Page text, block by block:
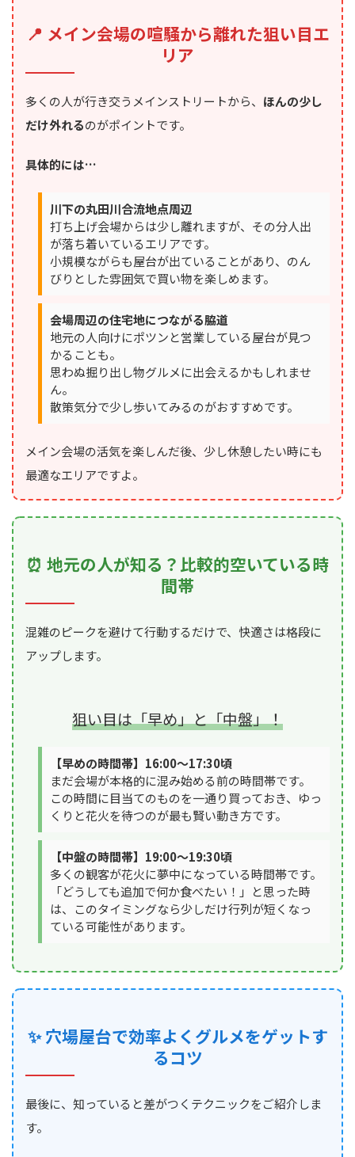
📍 メイン会場の喧騒から離れた狙い目エ
リア
多くの人が行き交うメインストリートから、 ほんの少し
だけ外れるのがポイントです。
具体的には…
川下の丸田川合流地点周辺
打ち上げ会場からは少し離れますが、その分人出
が落ち着いているエリアです。
小規模ながらも屋台が出ていることがあり、のん
びりとした雰囲気で買い物を楽しめます。
会場周辺の住宅地につながる脇道
地元の人向けにポツンと営業している屋台が見つ
かることも。
思わぬ掘り出し物グルメに出会えるかもしれませ
ん。
散策気分で少し歩いてみるのがおすすめです。
メイン会場の活気を楽しんだ後、少し休憩したい時にも
最適なエリアですよ。
⏰ 地元の人が知る？比較的空いている時
間帯
混雑のピークを避けて行動するだけで、快適さは格段に
アップします。
狙い目は「早め」と「中盤」！
【早めの時間帯】16:00～17:30頃
まだ会場が本格的に混み始める前の時間帯です。
この時間に目当てのものを一通り買っておき、ゆっ
くりと花火を待つのが最も賢い動き方です。
【中盤の時間帯】19:00～19:30頃
多くの観客が花火に夢中になっている時間帯です。
「どうしても追加で何か食べたい！」と思った時
は、このタイミングなら少しだけ行列が短くなっ
ている可能性があります。
✨ 穴場屋台で効率よくグルメをゲットす
るコツ
最後に、知っていると差がつくテクニックをご紹介しま
す。